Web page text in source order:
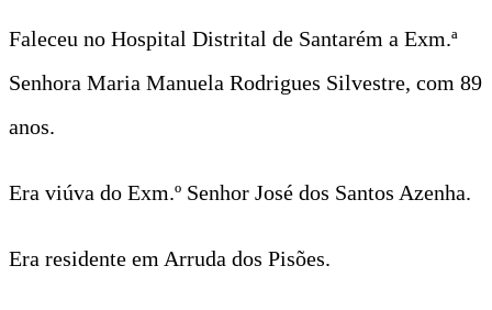
Faleceu no Hospital Distrital de Santarém a Exm.ª
Senhora Maria Manuela Rodrigues Silvestre, com 89
anos.
Era viúva do Exm.º Senhor José dos Santos Azenha.
Era residente em Arruda dos Pisões.